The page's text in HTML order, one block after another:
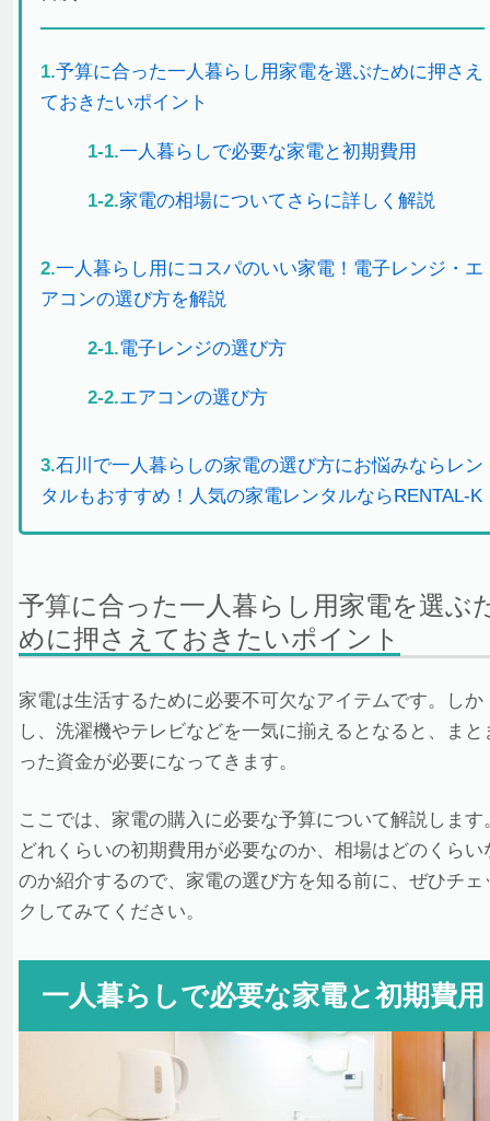
1.予算に合った一人暮らし用家電を選ぶために押さえ
ておきたいポイント
1-1.一人暮らしで必要な家電と初期費用
1-2.家電の相場についてさらに詳しく解説
2.一人暮らし用にコスパのいい家電！電子レンジ・エ
アコンの選び方を解説
2-1.電子レンジの選び方
2-2.エアコンの選び方
3.石川で一人暮らしの家電の選び方にお悩みならレン
タルもおすすめ！人気の家電レンタルならRENTAL-K
予算に合った一人暮らし用家電を選ぶ
めに押さえておきたいポイント
家電は生活するために必要不可欠なアイテムです。しか
し、洗濯機やテレビなどを一気に揃えるとなると、まと
った資金が必要になってきます。
ここでは、家電の購入に必要な予算について解説します
どれくらいの初期費用が必要なのか、相場はどのくらい
のか紹介するので、家電の選び方を知る前に、ぜひチェ
クしてみてください。
一人暮らしで必要な家電と初期費用